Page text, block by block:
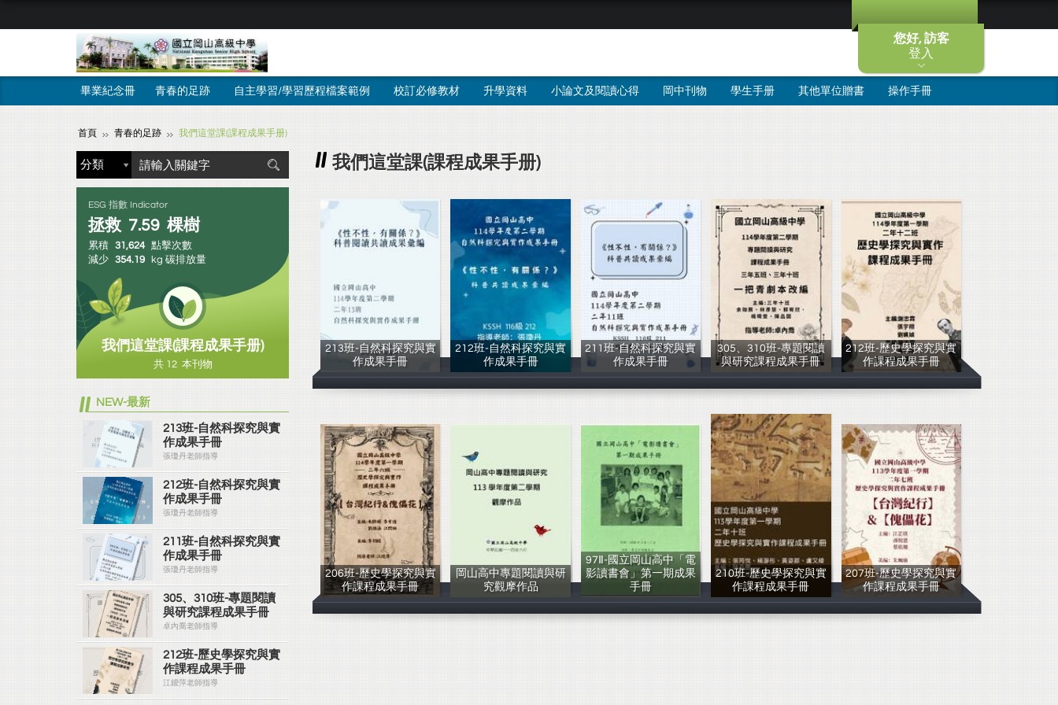
您好, 訪客
登入
畢業紀念冊 青春的足跡 自主學習/學習歷程檔案範例 校訂必修教材 升學資料 小論文及閱讀心得 岡中刊物 學生手册 其他單位贈書 操作手冊
首頁 青春的足跡 我們這堂課(課程成果手册)
我們這堂課(課程成果手册)
213班-自然科探究與實
作成果手冊
張瓊丹老師指導
212班-自然科探究與實
作成果手冊
張瓊丹老師指導
211班-自然科探究與實
作成果手冊
張瓊丹老師指導
305、310班-專題閱讀
與研究課程成果手冊
卓內喬老師指導
212班-歷史學探究與實
作課程成果手冊
江鑀萍老師指導
206班-歷史學探究與實
作課程成果手冊
江鑀萍老師指導
岡山高中專題閱讀與研
究觀摩作品
黃亮禎老師陳彥
97Ⅱ-國立岡山高中「電
影讀書會」第一期成果
手冊
劉慧蘭老師・江
210班-歷史學探究與實
作課程成果手冊
江鑀萍老師指導
207班-歷史學探究與實
作課程成果手冊
江鑀萍老師指導
ESG 指數 Indicator
拯救 7.59 棵樹
累積 31,624 點擊次數
減少 354.19 kg 碳排放量
我們這堂課(課程成果手册)
共 12 本刊物
NEW-最新
213班-自然科探究與實
作成果手冊
張瓊丹老師指導
212班-自然科探究與實
作成果手冊
張瓊丹老師指導
211班-自然科探究與實
作成果手冊
張瓊丹老師指導
305、310班-專題閱讀
與研究課程成果手冊
卓內喬老師指導
212班-歷史學探究與實
作課程成果手冊
江鑀萍老師指導